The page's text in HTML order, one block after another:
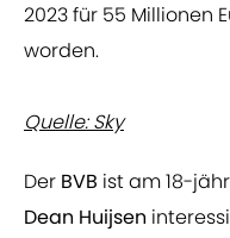
2023 für 55 Millionen
worden.
Quelle: Sky
Der BVB ist am 18-
Dean Huijsen